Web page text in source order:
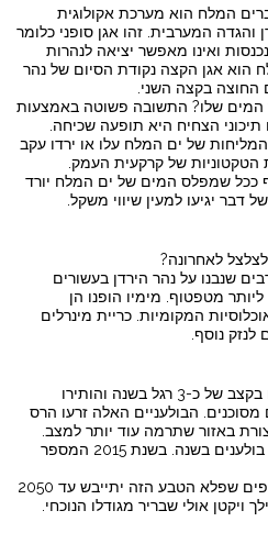
המלח הוא מערכת אקולוגית
והגדה המערבית. זהו אגן סופני כלומר
ואינו מאפשר יציאה לנהרות
הוא אגן הקצה נקודת הסיום של נהר
החוצה בקצה השני.
שלו? התשובה פשוטה באמצעות
הצחיח היא תופעה שכיחה.
של ים המלח עלו או ירדו עקב
הטקטוניות של קרקעית העמק.
ככל שמפלס המים של ים המלח יורד
דבר יגיעו למעין שיווי משקל.
לאחרונה?
שנבנו על נהר הירדן בעשורים
מטפטוף. מימיו הופנו הן
המקומיות. כריית מינרלים
לנזק נוסף.
המים החלו לסגת מהחופים כיום בקצב של כ-3 רגל בשנה והותירו
מסוכנים. הבולעניים האלה זרעו הרס
באזור שתרמה עוד יותר למצב.
בשנות ה-90 הופיעו כמה עשרות בולענים בשנה. בשנת 2015 המספר
כמה מומחים לאיכות הסביבה צופים שפלא הטבע הזה יתייבש עד 2050
אולי שבריר מגודלו הנוכחי.